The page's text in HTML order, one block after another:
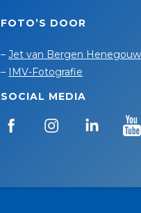
FOTO’S DOOR
–Jet van Bergen
– IMV-Fotografie
SOCIAL MEDIA